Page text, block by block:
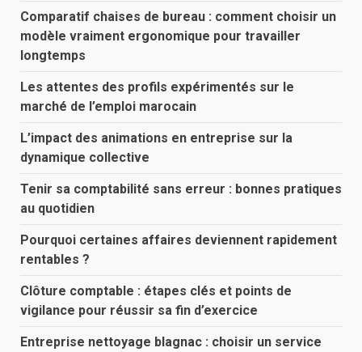
Comparatif chaises de bureau : comment choisir un
modèle vraiment ergonomique pour travailler
longtemps
Les attentes des profils expérimentés sur le
marché de l’emploi marocain
L’impact des animations en entreprise sur la
dynamique collective
Tenir sa comptabilité sans erreur : bonnes pratiques
au quotidien
Pourquoi certaines affaires deviennent rapidement
rentables ?
Clôture comptable : étapes clés et points de
vigilance pour réussir sa fin d’exercice
Entreprise nettoyage blagnac : choisir un service